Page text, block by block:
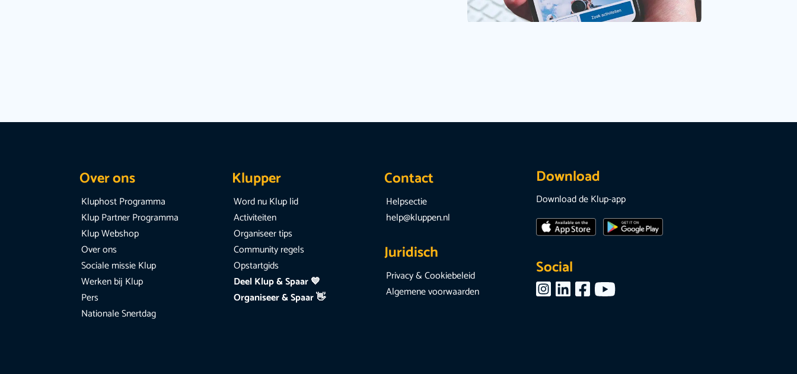
Over ons
Kluphost Programma
Klup Partner Programma
Klup Webshop
Over ons
Sociale missie Klup
Werken bij Klup
Pers
Nationale Snertdag
Klupper
Word nu Klup lid
Activiteiten
Organiseer tips
Community regels
Opstartgids
Deel Klup & Spaar 💙
Organiseer & Spaar 👋
Contact
Helpsectie
help@kluppen.nl
Juridisch
Privacy & Cookiebeleid
Algemene voorwaarden
Download
Download de Klup-app
Social